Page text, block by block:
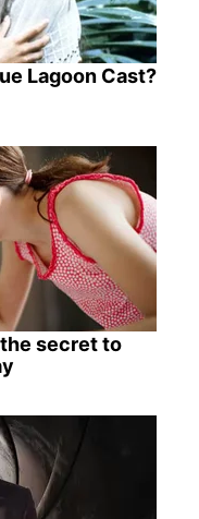
Lagoon Cast?
secret to